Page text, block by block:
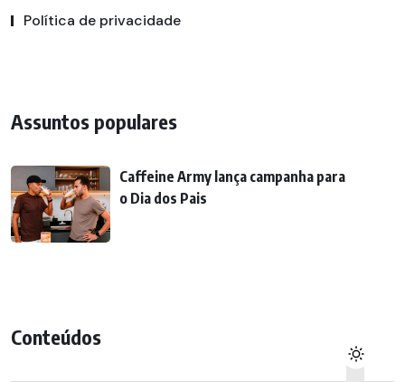
Política de privacidade
Assuntos populares
Caffeine Army lança campanha para
o Dia dos Pais
Conteúdos